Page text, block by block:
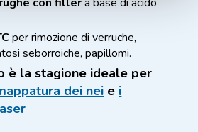
per rimozione di verruche,
seborroiche, papillomi.
è la stagione ideale per
dei nei e i